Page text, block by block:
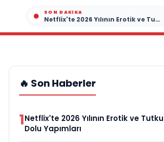
SON DAKIKA
Netflix'te 2026 Yılının Erotik ve Tutku Dolu Yapımları
🔥 Son Haberler
1Netflix'te 2026 Yılının Erotik ve Tutku
Dolu Yapımları